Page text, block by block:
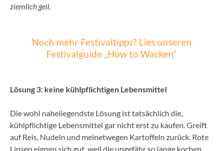
ziemlich geil.
Noch mehr Festivaltipps? Lies unseren
Festivalguide „How to Wacken“
Lösung 3: keine kühlpflichtigen Lebensmittel
Die wohl naheliegendste Lösung ist tatsächlich die,
kühlpflichtige Lebensmittel gar nicht erst zu kaufen. Greift
auf Reis, Nudeln und meinetwegen Kartoffeln zurück. Rote
Linsen eignen sich gut, weil die ungefähr so lange kochen